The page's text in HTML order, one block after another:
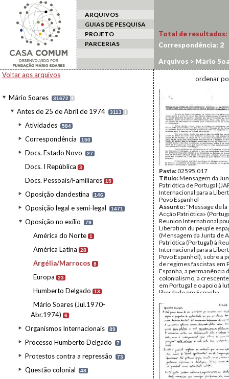
ARQUIVOS
GUIAS DE PESQUISA
PROJETO
PARCERIAS
Voltar aos arquivos
Mário Soares 31672 I
Antes de 25 de Abril de 1974 3113 I
Atividades 584
Correspondência 150
Docs. Estado Novo 27
Docs. I República 3
Docs. Pessoais/Familiares 15
Oposição clandestina 146
Oposição legal e semi-legal 1471
Oposição no exílio 79
América do Norte 1
América Latina 28
Argélia/Marrocos 8
Europa 23
Humberto Delgado 13
Mário Soares (Jul.1970-
Abr.1974)
6
Organismos Internacionais 89
Processo Humberto Delgado 7
Protestos contra a repressão 73
Questão colonial 48
Total de resultados:
Correspondência: 2
Arquivos > Mário
ordenar
Pasta:02595.017
Título:Mensagem da
Patriótica de Portugal
Internacional para a
Povo Espanhol
Assunto:"Message de la
Acção Patriótica»
Reunion International
Liberation du peuple
(Mensagem da Junta de
Patriótica (Portugal) à
Internacional para a
Povo Espanhol), sobre a
de regimes fascistas em
Espanha, a permanência
colonialismo, a
em Portugal e o apoio à
liberdade em Espanha
Fundo:AMS - Arquivo
Tipo Documental:
Página(s):2